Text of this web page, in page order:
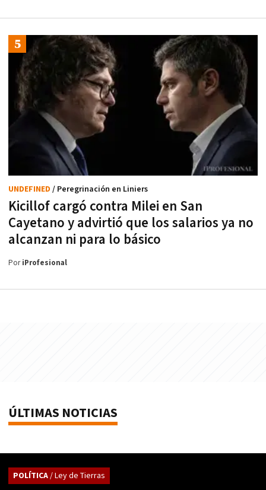
Kicillof cargó contra Milei en San
Cayetano y advirtió que los salarios ya no
alcanzan ni para lo básico
UNDEFINED / Peregrinación en Liniers
PoriProfesional
ÚLTIMAS NOTICIAS
POLÍTICA/ Ley de Tierras